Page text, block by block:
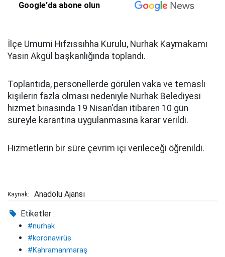
Google'da abone olun
İlçe Umumi Hıfzıssıhha Kurulu, Nurhak Kaymakamı
Yasin Akgül başkanlığında toplandı.
Toplantıda, personellerde görülen vaka ve temaslı
kişilerin fazla olması nedeniyle Nurhak Belediyesi
hizmet binasında 19 Nisan'dan itibaren 10 gün
süreyle karantina uygulanmasına karar verildi.
Hizmetlerin bir süre çevrim içi verileceği öğrenildi.
Kaynak: Anadolu Ajansı
Etiketler :
#nurhak
#koronavirüs
#Kahramanmaraş